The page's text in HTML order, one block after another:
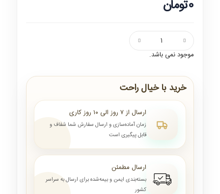
0تومان
موجود نمی باشد.
خرید با خیال راحت
ارسال از ۷ روز الی ۱۰ روز کاری
زمان آماده‌سازی و ارسال سفارش شما شفاف و
قابل پیگیری است
ارسال مطمئن
بسته‌بندی ایمن و بیمه‌شده برای ارسال به سراسر
کشور